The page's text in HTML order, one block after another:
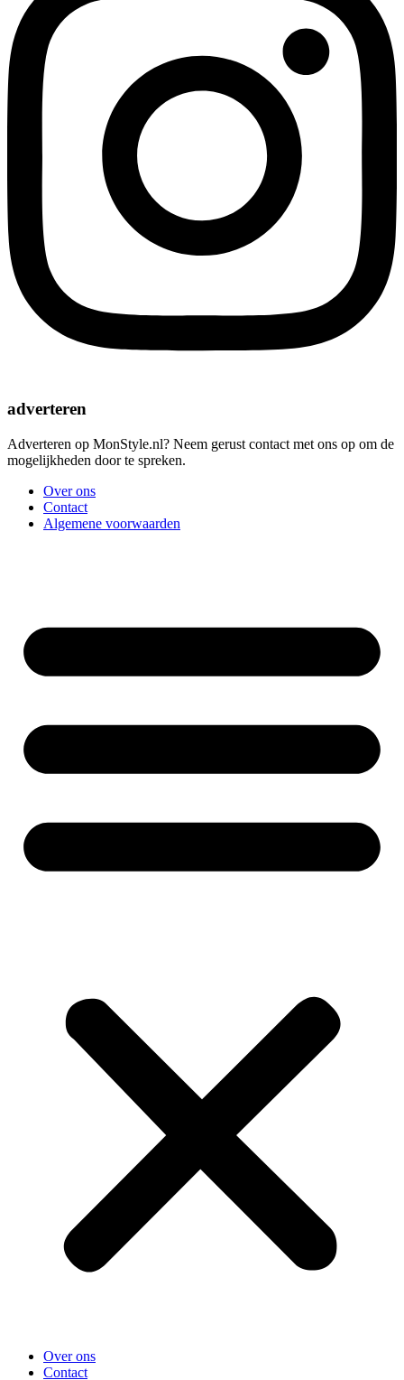
adverteren
Adverteren op MonStyle.nl? Neem gerust contact met ons op om de
mogelijkheden door te spreken.
Over ons
Contact
Algemene voorwaarden
Over ons
Contact